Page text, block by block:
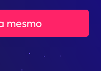
mesmo